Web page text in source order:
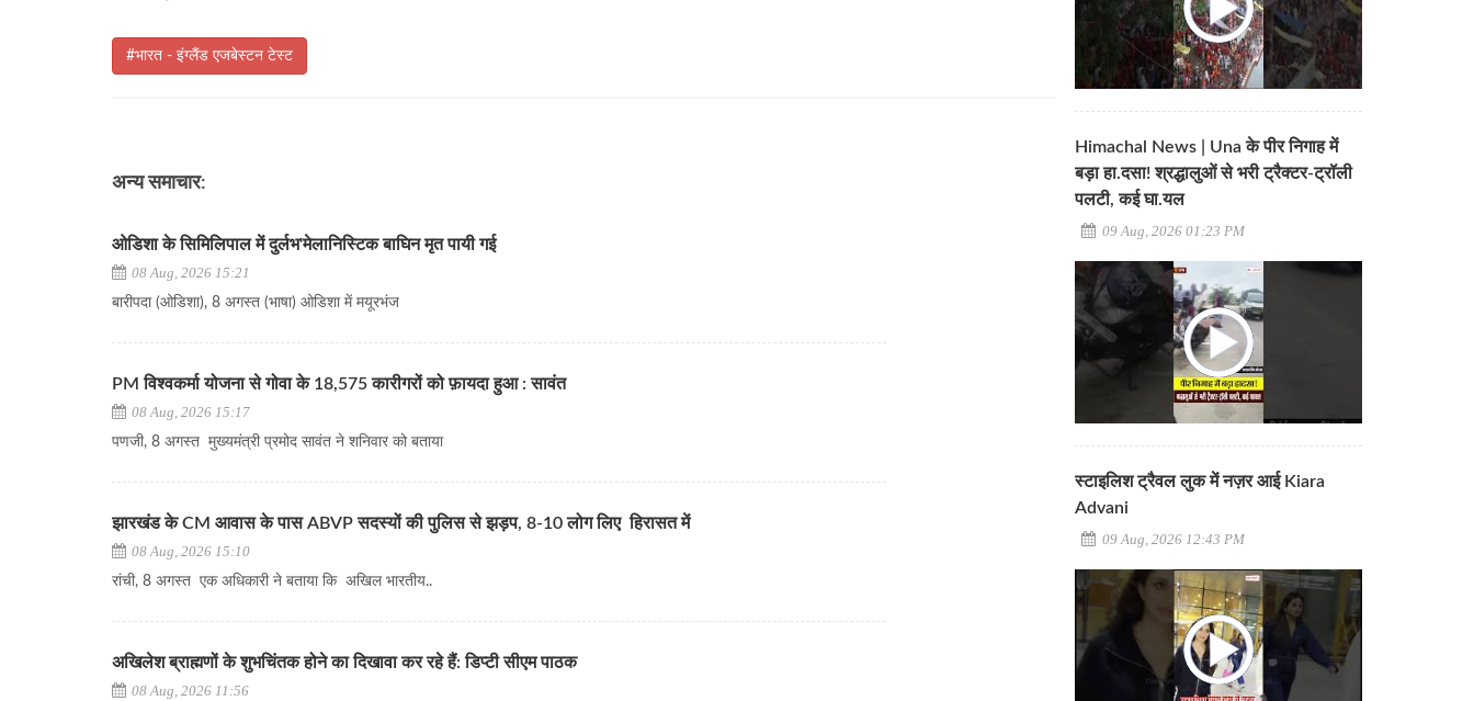
#भारत - इंग्लैंड एजबेस्टन टेस्ट
अन्य समाचार:
ओडिशा के सिमिलिपाल में दुर्लभ'मेलानिस्टिक बाघिन मृत पायी गई
08 Aug, 2026 15:21
बारीपदा (ओडिशा), 8 अगस्त (भाषा) ओडिशा में मयूरभंज
PM विश्वकर्मा योजना से गोवा के 18,575 कारीगरों को फ़ायदा हुआ : सावंत
08 Aug, 2026 15:17
पणजी, 8 अगस्त मुख्यमंत्री प्रमोद सावंत ने शनिवार को बताया
झारखंड के CM आवास के पास ABVP सदस्यों की पुलिस से झड़प, 8-10 लोग लिए हिरासत में
08 Aug, 2026 15:10
रांची, 8 अगस्त एक अधिकारी ने बताया कि अखिल भारतीय..
अखिलेश ब्राह्मणों के शुभचिंतक होने का दिखावा कर रहे हैं: डिप्टी सीएम पाठक
08 Aug, 2026 11:56
Himachal News | Una के पीर निगाह में
बड़ा हा.दसा! श्रद्धालुओं से भरी ट्रैक्टर-ट्रॉली
पलटी, कई घा.यल
09 Aug, 2026 01:23 PM
स्टाइलिश ट्रैवल लुक में नज़र आई Kiara
Advani
09 Aug, 2026 12:43 PM